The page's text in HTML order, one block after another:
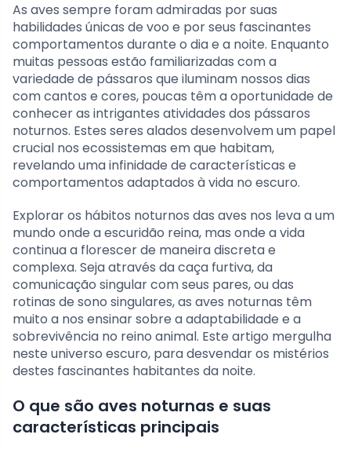
As aves sempre foram admiradas por suas
habilidades únicas de voo e por seus fascinantes
comportamentos durante o dia e a noite. Enquanto
muitas pessoas estão familiarizadas com a
variedade de pássaros que iluminam nossos dias
com cantos e cores, poucas têm a oportunidade de
conhecer as intrigantes atividades dos pássaros
noturnos. Estes seres alados desenvolvem um papel
crucial nos ecossistemas em que habitam,
revelando uma infinidade de características e
comportamentos adaptados à vida no escuro.
Explorar os hábitos noturnos das aves nos leva a um
mundo onde a escuridão reina, mas onde a vida
continua a florescer de maneira discreta e
complexa. Seja através da caça furtiva, da
comunicação singular com seus pares, ou das
rotinas de sono singulares, as aves noturnas têm
muito a nos ensinar sobre a adaptabilidade e a
sobrevivência no reino animal. Este artigo mergulha
neste universo escuro, para desvendar os mistérios
destes fascinantes habitantes da noite.
O que são aves noturnas e suas
características principais